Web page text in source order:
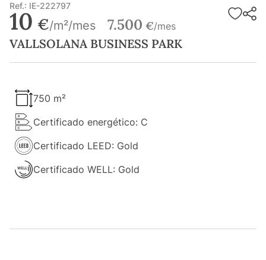
Ref.: IE-222797
10 €/m²/mes 7.500 €/mes
VALLSOLANA BUSINESS PARK
750 m²
Certificado energético: C
Certificado LEED: Gold
Certificado WELL: Gold